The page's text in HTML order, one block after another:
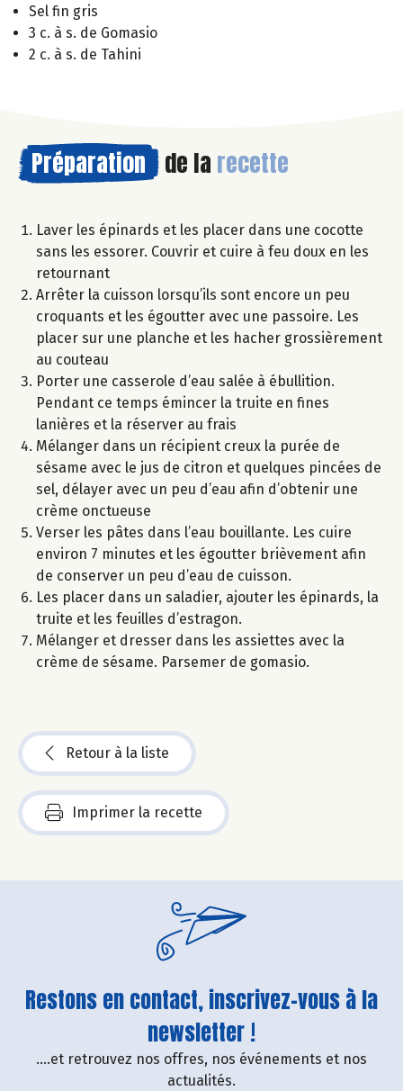
Sel fin gris
3 c. à s. de Gomasio
2 c. à s. de Tahini
Préparation de la recette
Laver les épinards et les placer dans une cocotte
sans les essorer. Couvrir et cuire à feu doux en les
retournant
Arrêter la cuisson lorsqu’ils sont encore un peu
croquants et les égoutter avec une passoire. Les
placer sur une planche et les hacher grossièrement
au couteau
Porter une casserole d’eau salée à ébullition.
Pendant ce temps émincer la truite en fines
lanières et la réserver au frais
Mélanger dans un récipient creux la purée de
sésame avec le jus de citron et quelques pincées de
sel, délayer avec un peu d’eau afin d’obtenir une
crème onctueuse
Verser les pâtes dans l’eau bouillante. Les cuire
environ 7 minutes et les égoutter brièvement afin
de conserver un peu d’eau de cuisson.
Les placer dans un saladier, ajouter les épinards, la
truite et les feuilles d’estragon.
Mélanger et dresser dans les assiettes avec la
crème de sésame. Parsemer de gomasio.
Retour à la liste
Imprimer la recette
Restons en contact, inscrivez-vous à la
newsletter !
....et retrouvez nos offres, nos événements et nos
actualités.